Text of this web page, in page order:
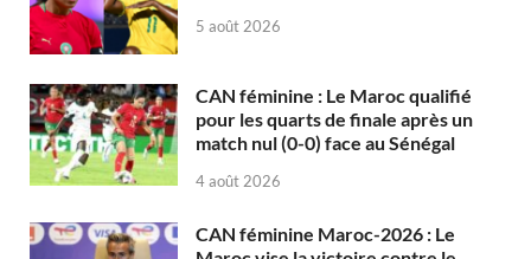
5 août 2026
CAN féminine : Le Maroc qualifié
pour les quarts de finale après un
match nul (0-0) face au Sénégal
4 août 2026
CAN féminine Maroc-2026 : Le